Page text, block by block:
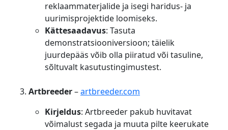
reklaammaterjalide ja isegi haridus- ja
uurimisprojektide loomiseks.
Kättesaadavus: Tasuta
demonstratsiooniversioon; täielik
juurdepääs võib olla piiratud või tasuline,
sõltuvalt kasutustingimustest.
Artbreeder–artbreeder.com
Kirjeldus: Artbreeder pakub huvitavat
võimalust segada ja muuta pilte keerukate